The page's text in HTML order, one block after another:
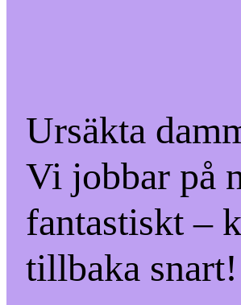
Ursäkta
Vi jobbar på
fantastiskt –
tillbaka snart!